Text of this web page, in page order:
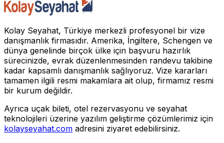
Kolay Seyahat, Türkiye merkezli profesyonel bir vize
danışmanlık firmasıdır. Amerika, İngiltere, Schengen ve
dünya genelinde birçok ülke için başvuru hazırlık
sürecinizde, evrak düzenlenmesinden randevu takibine
kadar kapsamlı danışmanlık sağlıyoruz. Vize kararları
tamamen ilgili resmi makamlara ait olup, firmamız resmi
bir kurum değildir.
Ayrıca uçak bileti, otel rezervasyonu ve seyahat
teknolojileri üzerine yazılım geliştirme çözümlerimiz için
kolayseyahat.com adresini ziyaret edebilirsiniz.